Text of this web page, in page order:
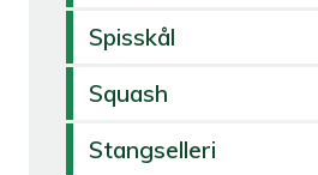
Spisskål
Squash
Stangselleri